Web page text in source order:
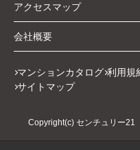
アクセスマップ
会社概要
マンションカタログ 利用規
サイトマップ
Copyright(c) センチュリー